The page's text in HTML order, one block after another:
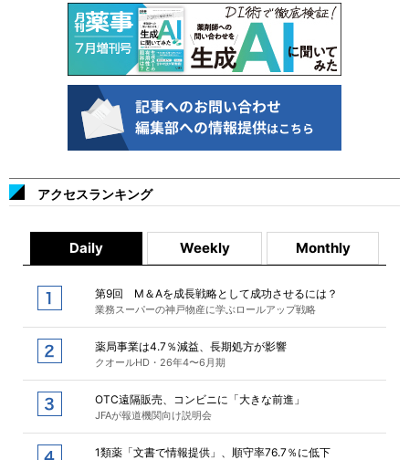
アクセスランキング
Daily Weekly Monthly
第9回 M＆Aを成長戦略として成功させるには？
業務スーパーの神戸物産に学ぶロールアップ戦略
薬局事業は4.7％減益、長期処方が影響
クオールHD・26年4〜6月期
OTC遠隔販売、コンビニに「大きな前進」
JFAが報道機関向け説明会
1類薬「文書で情報提供」、順守率76.7％に低下